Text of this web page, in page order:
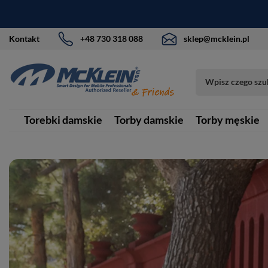
Kontakt +48 730 318 088 sklep@mcklein.pl
Torebki damskie Torby damskie Torby męskie